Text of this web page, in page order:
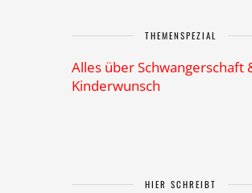
THEMENSPEZIAL
Alles über Schwangerschaft
Kinderwunsch
HIER SCHREIBT